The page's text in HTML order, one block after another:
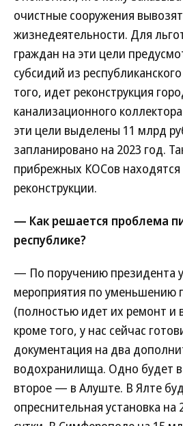
очистные сооружения
жизнедеятельности. Для
граждан на эти цели
субсидий из
того, идет реконструкция
канализационного
эти цели выделены 11 млрд
запланировано на 2023 год.
прибрежных КОСов
реконструкции.
— Как решается проблема
республике?
— По поручению президента
мероприятия по уменьшению
(полностью идет их ремонт и
кроме того, у нас сейчас
документация на два
водохранилища. Одно будет
второе — в Алуште. В Ялте
опреснительная установка на